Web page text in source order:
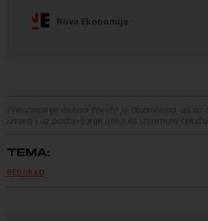
Preuzimanje delova teksta je dozvoljeno, ali uz
izvora i uz postavljanje linka ka izvornom tekstu
TEMA:
BEOGRAD